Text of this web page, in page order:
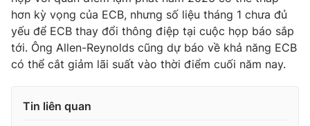
THỜI BÁO VTV
Theo dõi báo trên
hơn kỳ vọng của ECB, nhưng số liệu tháng 1 chưa đủ
yếu để ECB thay đổi thông điệp tại cuộc họp báo sắp
tới. Ông Allen-Reynolds cũng dự báo về khả năng ECB
có thể cắt giảm lãi suất vào thời điểm cuối năm nay.
Tin liên quan